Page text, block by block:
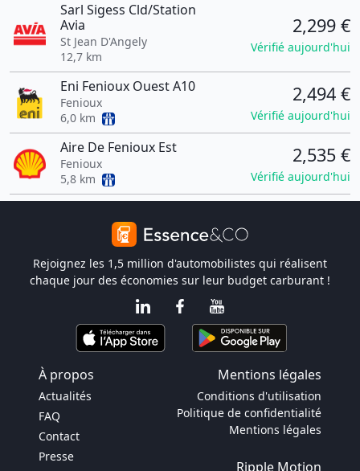
Sarl Sigess Cld/Station
Avia
St Jean D'Angely
12,7 km
2,299 €
Vérifié aujourd'hui
Eni Fenioux Ouest A10
Fenioux
6,0 km
2,494 €
Vérifié aujourd'hui
Aire De Fenioux Est
Fenioux
5,8 km
2,535 €
Vérifié aujourd'hui
Rejoignez les 1,5 million d'automobilistes qui réalisent
chaque jour des économies sur leur budget carburant !
À propos Mentions légales
Actualités
FAQ
Contact
Presse
Conditions d'utilisation
Politique de confidentialité
Mentions légales
Ripple Motion